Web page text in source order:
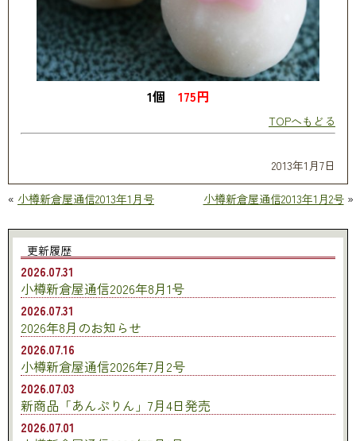
1個 175円
TOPへもどる
2013年1月7日
« 小樽新倉屋通信2013年1月号 小樽新倉屋通信2013年1月2号»
更新履歴
2026.07.31
小樽新倉屋通信2026年8月1号
2026.07.31
2026年8月のお知らせ
2026.07.16
小樽新倉屋通信2026年7月2号
2026.07.03
新商品「あんぷりん」7月4日発売
2026.07.01